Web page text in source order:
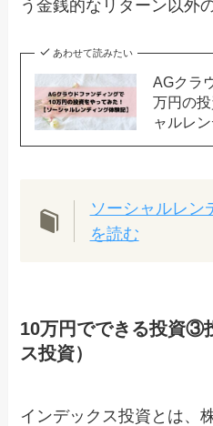
う金銭的なリターン以外
あわせて読みたい
AGクラ
万円の
ャルレ
ソーシャルレン
を読む
10万円でできる投資③
ス投資）
インデックス投資とは、